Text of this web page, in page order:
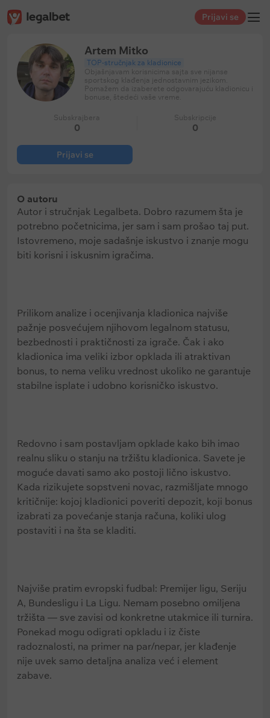
Prijavi se
Artem Mitko
TOP-stručnjak za kladionice
Objašnjavam korisnicima sajta sve nijanse
sportskog klađenja jednostavnim jezikom.
Pomažem da izaberete odgovarajuću kladionicu i
bonuse, štedeći vaše vreme.
Subskrajbera
0
Subskripcije
0
Prijavi se
O autoru
Autor i stručnjak Legalbeta. Dobro razumem šta je
potrebno početnicima, jer sam i sam prošao taj put.
Istovremeno, moje sadašnje iskustvo i znanje mogu
biti korisni i iskusnim igračima.
Prilikom analize i ocenjivanja kladionica najviše
pažnje posvećujem njihovom legalnom statusu,
bezbednosti i praktičnosti za igrače. Čak i ako
kladionica ima veliki izbor opklada ili atraktivan
bonus, to nema veliku vrednost ukoliko ne garantuje
stabilne isplate i udobno korisničko iskustvo.
Redovno i sam postavljam opklade kako bih imao
realnu sliku o stanju na tržištu kladionica. Savete je
moguće davati samo ako postoji lično iskustvo.
Kada rizikujete sopstveni novac, razmišljate mnogo
kritičnije: kojoj kladionici poveriti depozit, koji bonus
izabrati za povećanje stanja računa, koliki ulog
postaviti i na šta se kladiti.
Najviše pratim evropski fudbal: Premijer ligu, Seriju
A, Bundesligu i La Ligu. Nemam posebno omiljena
tržišta — sve zavisi od konkretne utakmice ili turnira.
Ponekad mogu odigrati opkladu i iz čiste
radoznalosti, na primer na par/nepar, jer klađenje
nije uvek samo detaljna analiza već i element
zabave.